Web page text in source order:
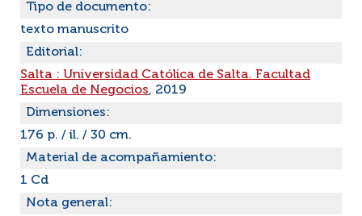
Tipo de documento:
texto manuscrito
Editorial:
Salta : Universidad Católica de Salta. Facultad
Escuela de Negocios, 2019
Dimensiones:
176 p. / il. / 30 cm.
Material de acompañamiento:
1 Cd
Nota general: